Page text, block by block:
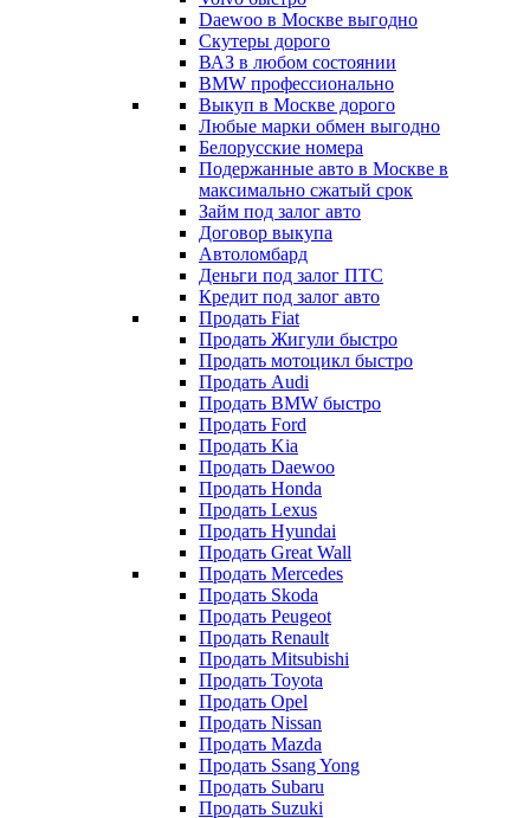
Daewoo в Москве выгодно
Скутеры дорого
ВАЗ в любом состоянии
BMW профессионально
Выкуп в Москве дорого
Любые марки обмен выгодно
Белорусские номера
Подержанные авто в Москве в
максимально сжатый срок
Займ под залог авто
Договор выкупа
Автоломбард
Деньги под залог ПТС
Кредит под залог авто
Продать Fiat
Продать Жигули быстро
Продать мотоцикл быстро
Продать Audi
Продать BMW быстро
Продать Ford
Продать Kia
Продать Daewoo
Продать Honda
Продать Lexus
Продать Hyundai
Продать Great Wall
Продать Mercedes
Продать Skoda
Продать Peugeot
Продать Renault
Продать Mitsubishi
Продать Toyota
Продать Opel
Продать Nissan
Продать Mazda
Продать Ssang Yong
Продать Subaru
Продать Suzuki